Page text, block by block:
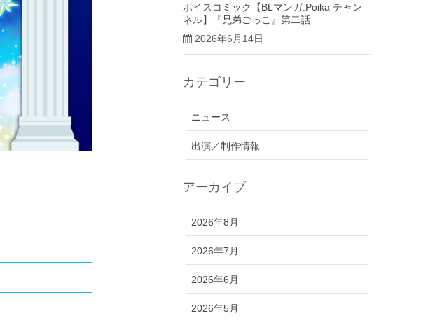
ボイスコミック【BLマンガ.Poika チャン
ネル】『兄弟ごっこ』第二話
2026年6月14日
カテゴリー
ニュース
出演／制作情報
アーカイブ
2026年8月
2026年7月
2026年6月
2026年5月